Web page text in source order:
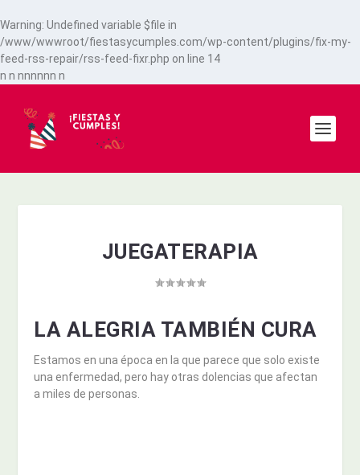
Warning: Undefined variable $file in
/www/wwwroot/fiestasycumples.com/wp-content/plugins/fix-my-
feed-rss-repair/rss-feed-fixr.php on line 14
n n nnnnnn n
JUEGATERAPIA
LA ALEGRIA TAMBIÉN CURA
Estamos en una época en la que parece que solo existe
una enfermedad, pero hay otras dolencias que afectan
a miles de personas.